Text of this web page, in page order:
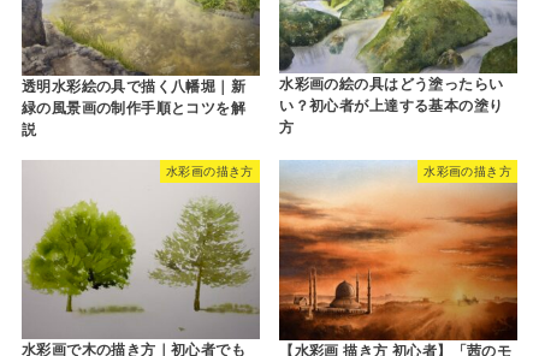
透明水彩絵の具で描く八幡堀｜新
緑の風景画の制作手順とコツを解
説
水彩画の絵の具はどう塗ったらい
い？初心者が上達する基本の塗り
方
水彩画の描き方
水彩画で木の描き方｜初心者でも
水彩画の描き方
【水彩画 描き方 初心者】「茜のモ